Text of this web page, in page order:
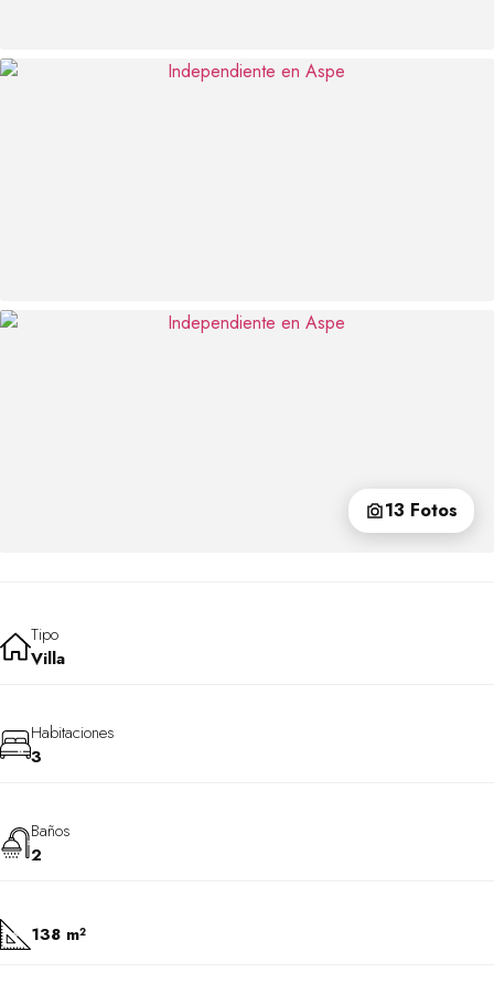
13 Fotos
Tipo
Villa
Habitaciones
3
Baños
2
138 m²